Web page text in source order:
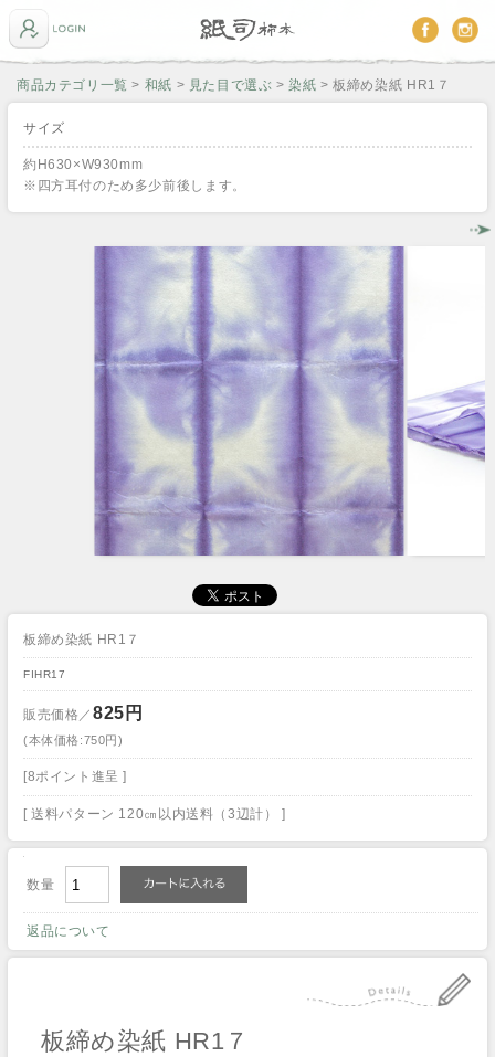
商品カテゴリ一覧 > 和紙 > 見た目で選ぶ >染紙 > 板締め染紙 HR1７
サイズ
約H630×W930mm
※四方耳付のため多少前後します。
板締め染紙 HR1７
FIHR17
販売価格／825円
(本体価格:750円)
[8ポイント進呈 ]
[ 送料パターン 120㎝以内送料（3辺計） ]
数量
返品について
板締め染紙 HR1７